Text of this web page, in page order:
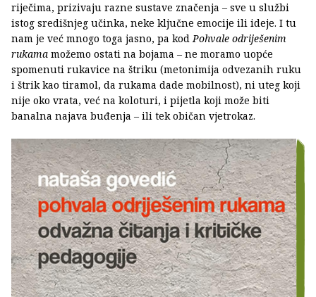
riječima, prizivaju razne sustave značenja – sve u službi
istog središnjeg učinka, neke ključne emocije ili ideje. I tu
nam je već mnogo toga jasno, pa kodPohvale odriješenim
rukama možemo ostati na bojama – ne moramo uopće
spomenuti rukavice na štriku (metonimija odvezanih ruku
i štrik kao tiramol, da rukama dade mobilnost), ni uteg koji
nije oko vrata, već na koloturi, i pijetla koji može biti
banalna najava buđenja – ili tek običan vjetrokaz.